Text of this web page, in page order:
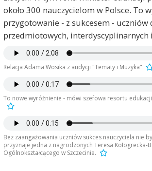
około 300 nauczycielom w Polsce. To
przygotowanie - z sukcesem - uczniów
przedmiotowych, interdyscyplinarnych
Relacja Adama Wosika z audycji "Tematy i Muzyka"
To nowe wyróżnienie - mówi szefowa resortu
Bez zaangażowania uczniów sukces nauczyciela nie
przyznaje jedna z nagrodzonych Teresa Kołogrecka-
Ogólnokształcącego w Szczecinie.